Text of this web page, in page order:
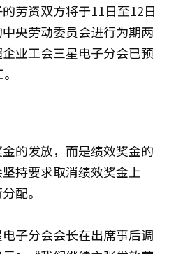
劳资双方将于11日至12日
央劳动委员会进行为期两
业工会三星电子分会已预
的发放，而是绩效奖金的
持要求取消绩效奖金上
配。
子分会会长在出席事后调